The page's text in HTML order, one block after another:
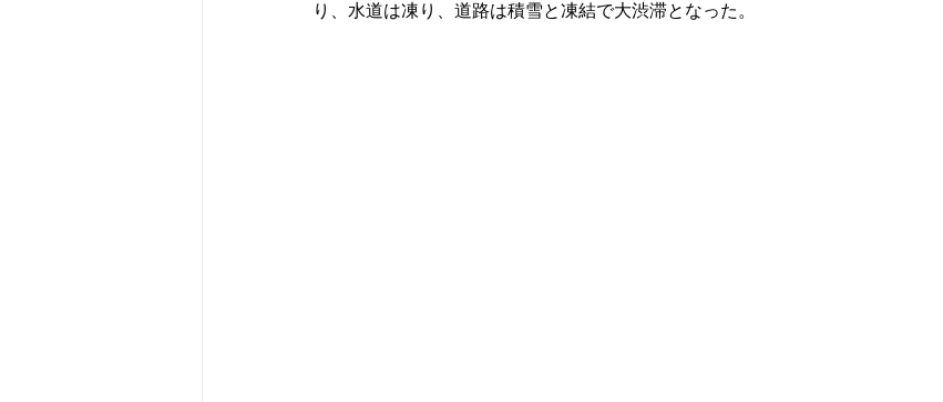
り、水道は凍り、道路は積雪と凍結で大渋滞となった。